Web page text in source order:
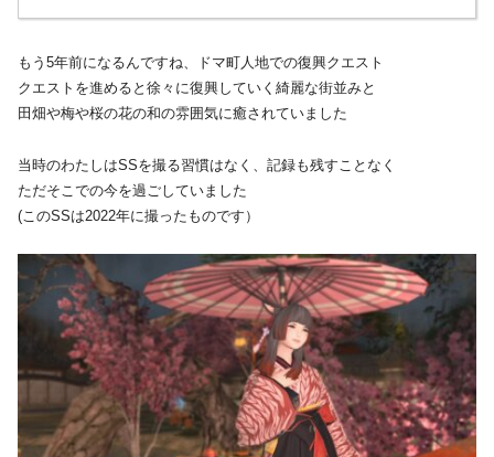
もう5年前になるんですね、ドマ町人地での復興クエスト
クエストを進めると徐々に復興していく綺麗な街並みと
田畑や梅や桜の花の和の雰囲気に癒されていました
当時のわたしはSSを撮る習慣はなく、記録も残すことなく
ただそこでの今を過ごしていました
(このSSは2022年に撮ったものです）